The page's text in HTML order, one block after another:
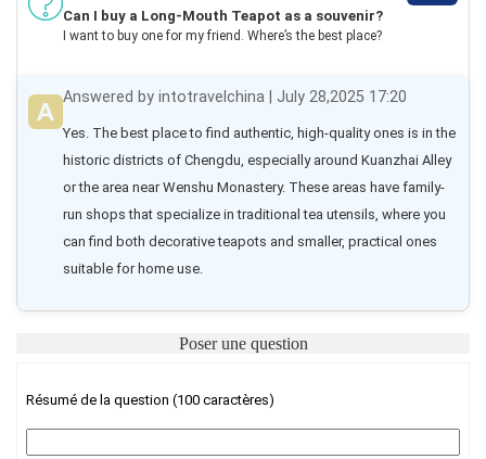
Can I buy a Long-Mouth Teapot as a souvenir?
I want to buy one for my friend. Where’s the best place?
Answered by intotravelchina | July 28,2025 17:20
Yes. The best place to find authentic, high-quality ones is in the
historic districts of Chengdu, especially around Kuanzhai Alley
or the area near Wenshu Monastery. These areas have family-
run shops that specialize in traditional tea utensils, where you
can find both decorative teapots and smaller, practical ones
suitable for home use.
Poser une question
Résumé de la question (100 caractères)